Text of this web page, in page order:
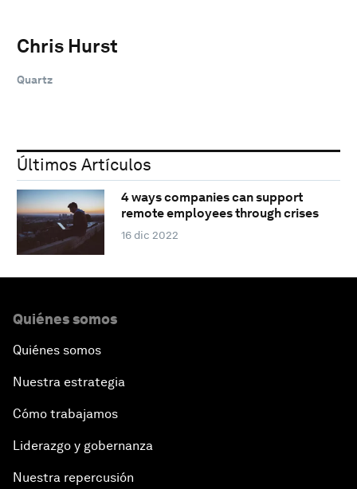
Chris Hurst
Quartz
Últimos Artículos
4 ways companies can support
remote employees through crises
16 dic 2022
Quiénes somos
Quiénes somos
Nuestra estrategia
Cómo trabajamos
Liderazgo y gobernanza
Nuestra repercusión